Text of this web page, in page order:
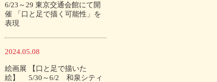
6/23～29 東京交通会館にて開
催 「口と足で描く可能性」を
表現
2024.05.08
絵画展 【口と足で描いた
絵】 5/30～6/2 和泉シティ